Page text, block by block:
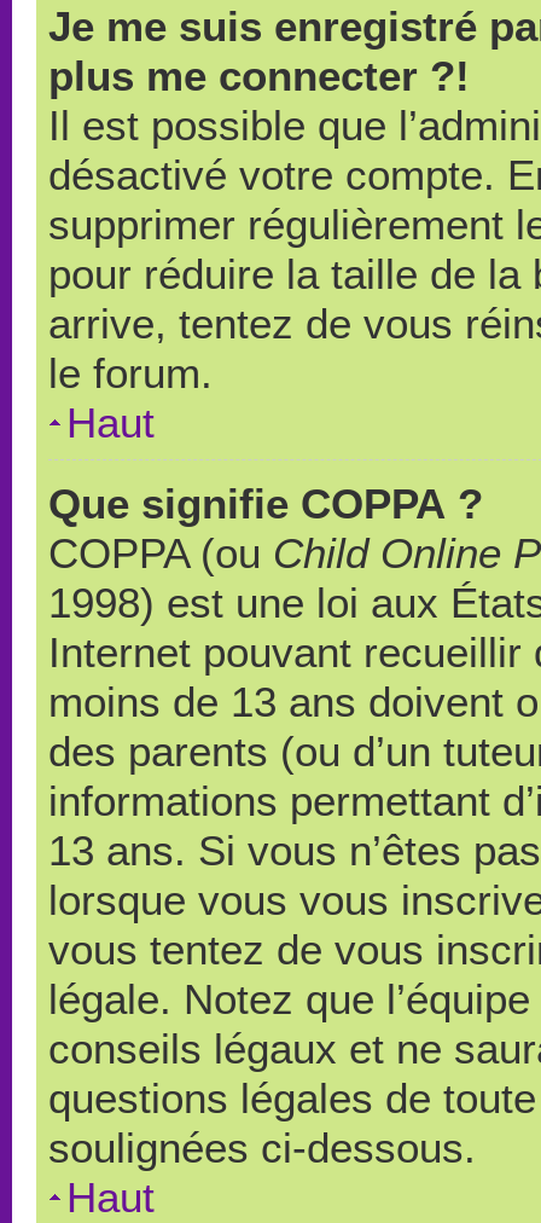
Je me suis enregistré
plus me connecter ?!
Il est possible que
désactivé votre compte.
supprimer régulièrement
pour réduire la taille de
arrive, tentez de vous
le forum.
Haut
Que signifie COPPA ?
COPPA (ou Child Online
1998) est une loi aux
Internet pouvant
moins de 13 ans doivent
des parents (ou d’un
informations permettant
13 ans. Si vous n’êtes
lorsque vous vous
vous tentez de vous
légale. Notez que
conseils légaux et ne
questions légales de
soulignées ci-dessous.
Haut